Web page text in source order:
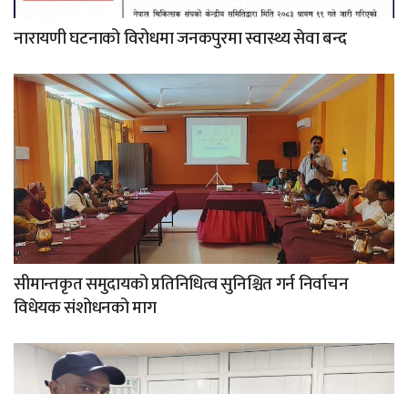
नारायणी घटनाको विरोधमा जनकपुरमा स्वास्थ्य सेवा बन्द
सीमान्तकृत समुदायको प्रतिनिधित्व सुनिश्चित गर्न निर्वाचन
विधेयक संशोधनको माग